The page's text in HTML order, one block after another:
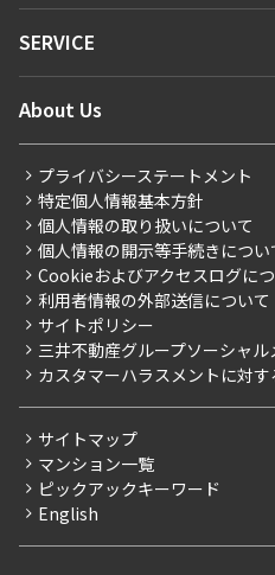
新着情報から探す
新着募集情報
こだわりから探す
こだわり一覧
プレミアムマンション
新築
当社限定（港区・渋谷区）
当社限定（港区・渋谷区以外
三井不動産企画
賃料改定
フリーレント
ペット可
マンションレポート
住まいのコラム
SERVICE
会員ページ
ご入居・提携サービス
お部屋探しからご契約まで
よくあるご質問
社宅紹介
【仲介会社様向け】当社仲介
About Us
会社情報
事業案内
採用情報
ニュースリリース
お問い合わせ
プライバシーステートメント
特定個人情報基本方針
個人情報の取り扱いについて
個人情報の開示等手続きについ
Cookieおよびアクセスログに
利用者情報の外部送信について
サイトポリシー
三井不動産グループソーシャ
カスタマーハラスメントに対
サイトマップ
マンション一覧
ピックアックキーワード
English